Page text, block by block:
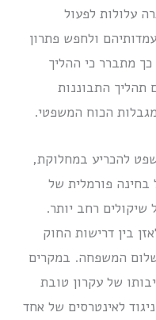
עלולות לפעול
ולחפש פתרון
מתברר כי ההליך
תהליך התבוננות
הכוח המשפטי.
להכריע במחלוקת,
פורמלית של
שיקולים רחב יותר.
בין דרישות החוק
המשפחה. במקרים
של עקרון טובת
לאינטרסים של אחד